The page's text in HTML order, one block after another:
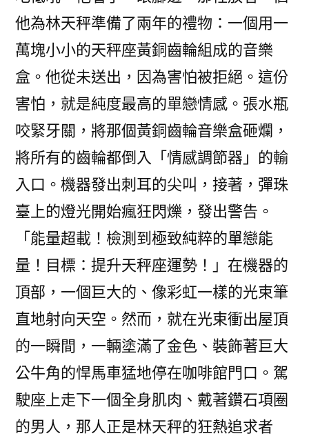
他為林天秤準備了兩年的禮物：一個用一
萬塊小小的天秤座黃銅齒輪組成的音樂
盒。他從未送出，因為害怕被拒絕。這份
害怕，就是純度最高的單戀情感。張水瓶
咬緊牙關，將那個黃銅齒輪音樂盒砸爛，
將所有的齒輪都倒入「情感調節器」的輸
入口。機器發出刺耳的尖叫，接著，彈珠
臺上的燈光開始瘋狂閃爍，發出警告。
「能量超載！檢測到極致純粹的單戀能
量！目標：提升天秤座運勢！」在機器的
頂部，一個巨大的、像彩虹一樣的光束筆
直地射向天空。然而，就在光束衝出屋頂
的一瞬間，一輛塗滿了金色、裝飾著巨大
公牛角的悍馬車猛地停在咖啡館門口。駕
駛座上走下一個全身肌肉、戴著鑽石項圈
的男人，那人正是林天秤的狂熱追求者